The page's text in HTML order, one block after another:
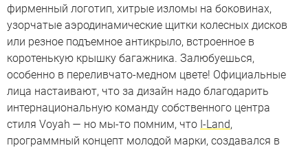
фирменный логотип, хитрые изломы на боковинах,
узорчатые аэродинамические щитки колесных дисков
или резное подъемное антикрыло, встроенное в
коротенькую крышку багажника. Залюбуешься,
особенно в переливчато-медном цвете! Официальные
лица настаивают, что за дизайн надо благодарить
интернациональную команду собственного центра
стиля Voyah — но мы-то помним, что I-Land,
программный концепт молодой марки, создавался в